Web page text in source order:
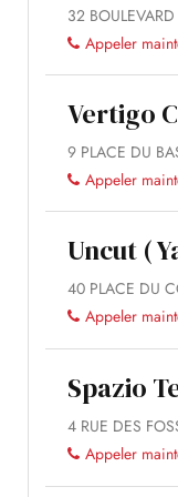
32
Appeler
Vertigo
9 PLACE DU
Appeler
Uncut (
40 PLACE DU
Appeler
Spazio
4 RUE DES
Appeler